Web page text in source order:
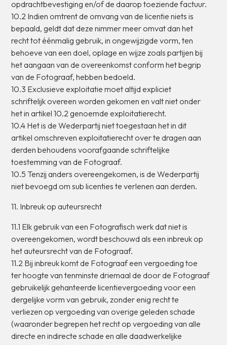
opdrachtbevestiging en/ofde daarop toeziende factuur.
10.2 Indien omtrent de omvang van de licentie niets is
bepaald, geldt dat deze nimmermeer omvat dan het
rechttotéénmalig gebruik, in ongewijzigde vorm, ten
behoeve van een doel, oplage en wijze zoals partijen bij
hetaangaan van de overeenkomst conform hetbegrip
van de Fotograaf, hebben bedoeld.
10.3 Exclusieve exploitatie moetaltijd expliciet
schriftelijk overeen worden gekomen en valtniet onder
hetin artikel 10.2genoemde exploitatierecht.
10.4 Hetis de Wederpartij niettoegestaan hetin dit
artikel omschreven exploitatierecht overte dragen aan
derden behoudens voorafgaande schriftelijke
toestemming van de Fotograaf.
10.5 Tenzij anders overeengekomen, is de Wederpartij
nietbevoegd om sub licenties te verlenen aan derden.
11. Inbreuk op auteursrecht
11.1 Elkgebruikvan een Fotografisch werk datnietis
overeengekomen, wordtbeschouwd als een inbreuk op
hetauteursrechtvan de Fotograaf.
11.2 Bij inbreukkomt de Fotograafeen vergoeding toe
terhoogte van tenminste driemaal de door de Fotograaf
gebruikelijkgehanteerde licentievergoeding vooreen
dergelijke vorm van gebruik, zonderenig rechtte
verliezen op vergoeding van overige geleden schade
(waaronderbegrepen hetrecht op vergoeding van alle
directe en indirecte schade en alle daadwerkelijke